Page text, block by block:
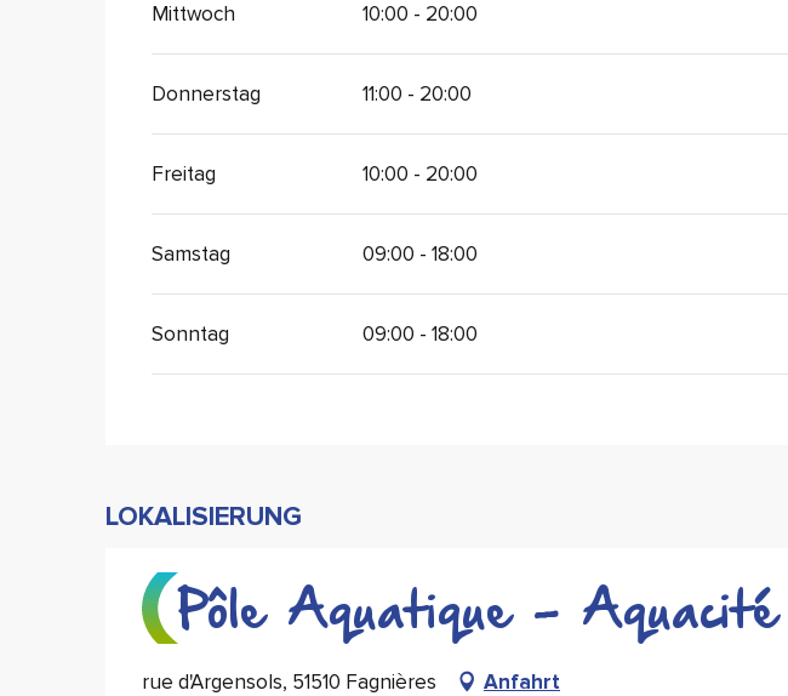
Mittwoch 10:00 - 20:00
Donnerstag 11:00 - 20:00
Freitag 10:00 - 20:00
Samstag 09:00 - 18:00
Sonntag 09:00 - 18:00
LOKALISIERUNG
Pôle Aquatique - Aquacité
rue d'Argensols, 51510 Fagnières Anfahrt